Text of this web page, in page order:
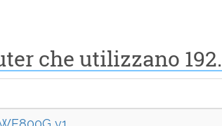
che utilizzano